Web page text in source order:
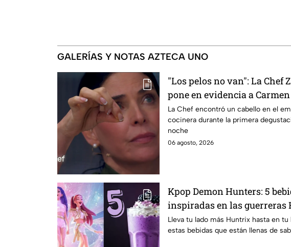
GALERÍAS Y NOTAS AZTECA UNO
"Los pelos no van": La Chef
pone en evidencia a
de mandiles negros de
La Chef encontró un cabello en el
cocinera durante la primera
noche
06 agosto, 2026
Kpop Demon Hunters: 5
inspiradas en las
para llevar a la escuela este
clases 2026; son saludables
Lleva tu lado más Huntrix hasta en tu
estas bebidas que están llenas de